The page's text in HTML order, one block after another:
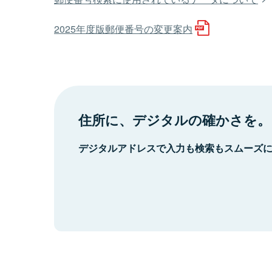
2025年度版郵便番号の変更案内
住所に、デジタルの確かさを。
デジタルアドレスで入力も検索もスムーズ